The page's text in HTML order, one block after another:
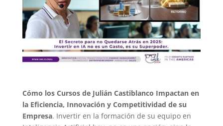
Cómo los Cursos de Julián Castiblanco Impactan en
la Eficiencia, Innovación y Competitividad de su
Empresa. Invertir en la formación de su equipo en